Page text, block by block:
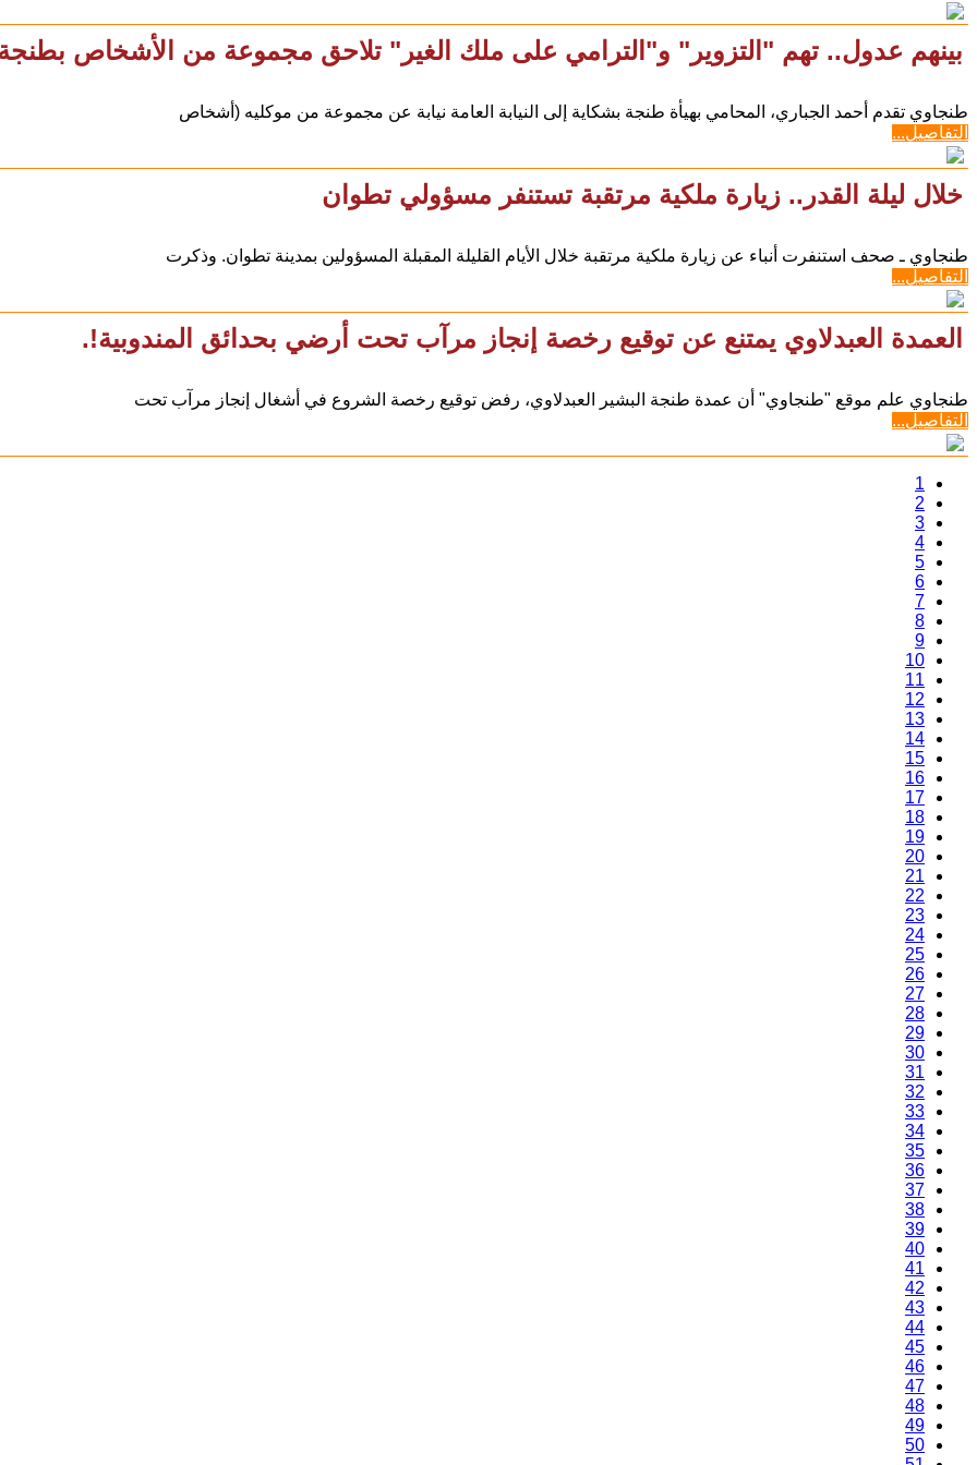
بينهم عدول.. تهم "التزوير" و"الترامي على ملك الغير" تلاحق مجموعة من الأشخاص
طنجاوي تقدم أحمد الجباري، المحامي بهيأة طنجة بشكاية إلى النيابة العامة نيابة عن مجموعة من موكليه (أشخاص
التفاصيل...
خلال ليلة القدر.. زيارة ملكية مرتقبة تستنفر مسؤولي تطوان
طنجاوي ـ صحف استنفرت أنباء عن زيارة ملكية مرتقبة خلال الأيام القليلة المقبلة المسؤولين بمدينة تطوان. وذكرت
التفاصيل...
العمدة العبدلاوي يمتنع عن توقيع رخصة إنجاز مرآب تحت أرضي بحدائق المندوبية!.
طنجاوي علم موقع "طنجاوي" أن عمدة طنجة البشير العبدلاوي، رفض توقيع رخصة الشروع في أشغال إنجاز مرآب تحت
التفاصيل...
1
2
3
4
5
6
7
8
9
10
11
12
13
14
15
16
17
18
19
20
21
22
23
24
25
26
27
28
29
30
31
32
33
34
35
36
37
38
39
40
41
42
43
44
45
46
47
48
49
50